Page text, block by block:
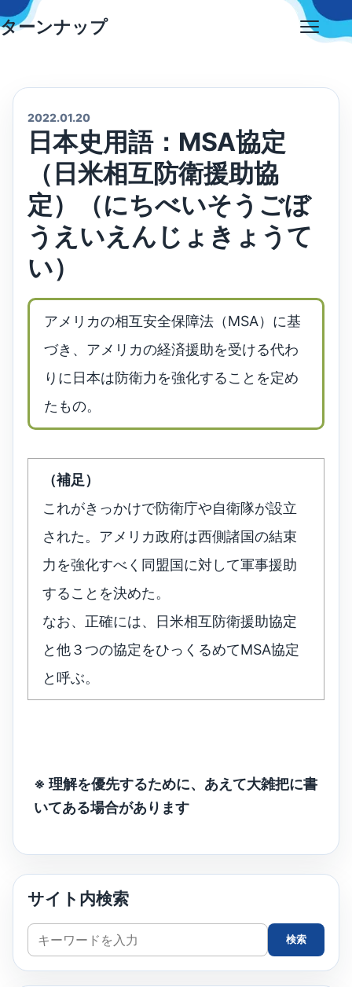
Skip
to
ターンナップ
2022.01.20
日本史用語：MSA協定
（日米相互防衛援助協
定）（にちべいそうごぼ
うえいえんじょきょうて
い）
アメリカの相互安全保障法（MSA）に基
づき、アメリカの経済援助を受ける代わ
りに日本は防衛力を強化することを定め
たもの。
（補足）
これがきっかけで防衛庁や自衛隊が設立
された。アメリカ政府は西側諸国の結束
力を強化すべく同盟国に対して軍事援助
することを決めた。
なお、正確には、日米相互防衛援助協定
と他３つの協定をひっくるめてMSA協定
と呼ぶ。
※ 理解を優先するために、あえて大雑把に書
いてある場合があります
サイト内検索
サ
イ
ト
検索